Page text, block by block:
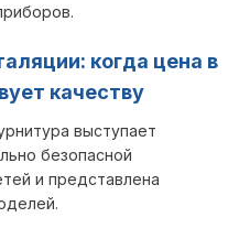
когда цена в
качеству
выступает
безопасной
и представлена